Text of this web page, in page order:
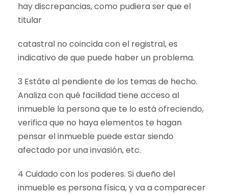
hay discrepancias, como pudiera ser que el
titular
catastral no coincida con el registral, es
indicativo de que puede haber un problema.
3 Estáte al pendiente de los temas de hecho.
Analiza con qué facilidad tiene acceso al
inmueble la persona que te lo está ofreciendo,
verifica que no haya elementos te hagan
pensar el inmueble puede estar siendo
afectado por una invasión, etc.
4 Cuidado con los poderes. Si dueño del
inmueble es persona física, y va a comparecer